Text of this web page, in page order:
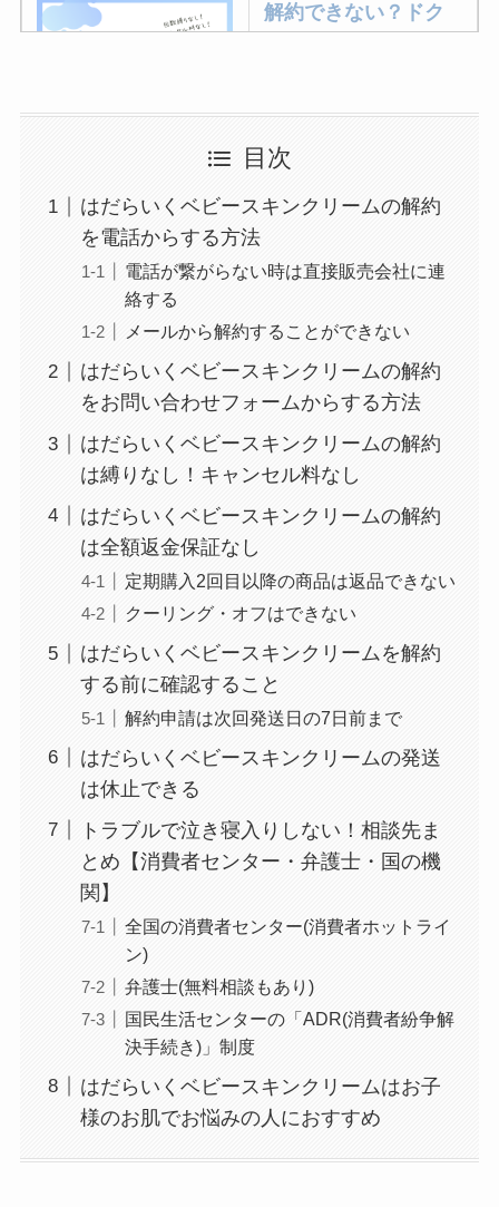
解約できない？ドク
ミュゼプラチナムの
約期間が過ぎた場合
とめ！最短手続きや
ベストタイミングを
詳しく解説！
ユンス美容液の解約
まとめ！電話が繋が
なにわサプリ
Sivorune(シボルネ)
なぜ解約できない？
電話以外に手続きす
る方法ある？
ニューZの解約まと
ニーを電話から解約
目次
はだらいくベビースキンクリームの解約
を電話からする方法
電話が繋がらない時は直接販売会社に連
絡する
メールから解約することができない
はだらいくベビースキンクリームの解約
をお問い合わせフォームからする方法
はだらいくベビースキンクリームの解約
は縛りなし！キャンセル料なし
はだらいくベビースキンクリームの解約
は全額返金保証なし
定期購入2回目以降の商品は返品できない
クーリング・オフはできない
はだらいくベビースキンクリームを解約
する前に確認すること
解約申請は次回発送日の7日前まで
はだらいくベビースキンクリームの発送
は休止できる
トラブルで泣き寝入りしない！相談先ま
とめ【消費者センター・弁護士・国の機
関】
全国の消費者センター(消費者ホットライ
ン)
弁護士(無料相談もあり)
国民生活センターの「ADR(消費者紛争解
決手続き)」制度
はだらいくベビースキンクリームはお子
様のお肌でお悩みの人におすすめ